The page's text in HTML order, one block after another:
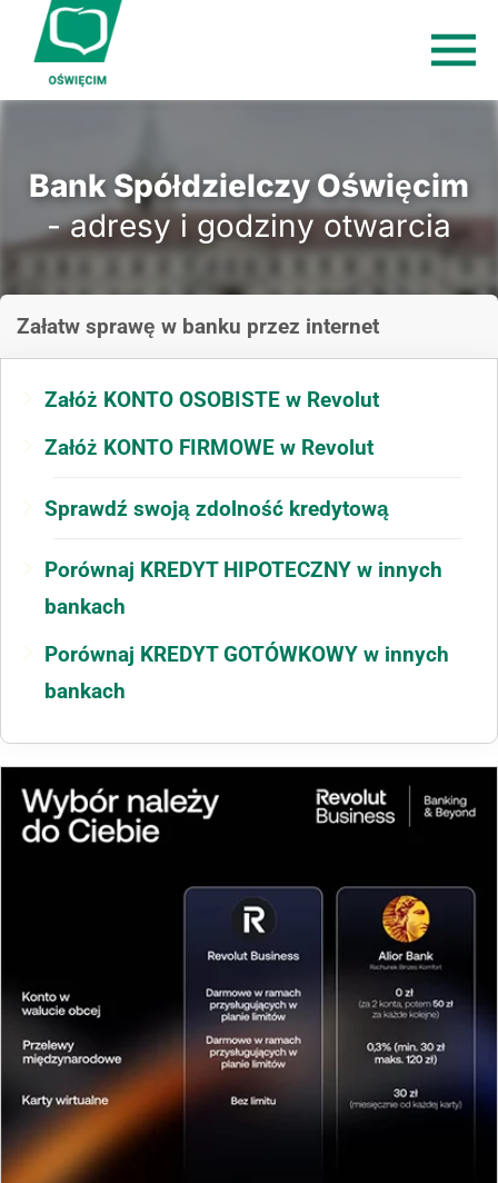
Bank Spółdzielczy Oświęcim
- adresy i godziny otwarcia
Załatw sprawę w banku przez internet
Załóż KONTO OSOBISTE w Revolut
Załóż KONTO FIRMOWE w Revolut
Sprawdź swoją zdolność kredytową
Porównaj KREDYT HIPOTECZNY w innych
bankach
Porównaj KREDYT GOTÓWKOWY w innych
bankach